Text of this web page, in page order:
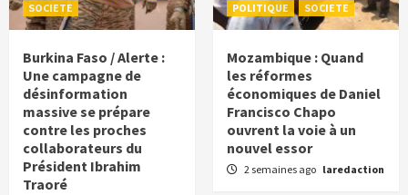
SOCIETE
Burkina Faso / Alerte :
Une campagne de
désinformation
massive se prépare
contre les proches
collaborateurs du
Président Ibrahim
Traoré
POLITIQUE SOCIETE
Mozambique : Quand
les réformes
économiques de Daniel
Francisco Chapo
ouvrent la voie à un
nouvel essor
2 semaines ago laredaction